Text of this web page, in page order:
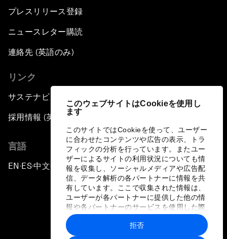
このウェブサイトはCookieを使用し
ます
このサイトではCookieを使って、ユーザー
に合わせたコンテンツや広告の表示、トラ
フィックの分析を行っています。またユー
ザーによるサイトの利用状況についても情
報を収集し、ソーシャルメディアや広告配
信、データ解析の各パートナーに情報を共
有しています。ここで収集された情報は、
ユーザーが各パートナーに提供した他の情
報や各パートナーのサービスを使用した際
に収集された情報と組み合わされ、各パー
トナーによって使用されることがありま
す。
拒否
プレスリリース登録
ニュースレター購読
連絡先 (英語のみ)
リンク
サステナビリティへの取り組み
採用情報 (英語のみ)
言語
EN ▪ES▪中文▪ 日本語
プライバシーポリシーと利用規約